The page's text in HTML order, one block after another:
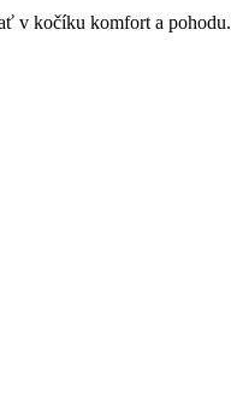
v kočíku komfort a pohodu.